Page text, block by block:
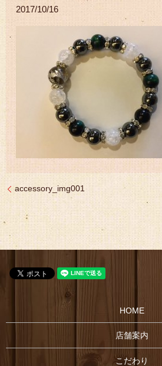
2017/10/16
accessory_img001
HOME
店舗案内
こだわり